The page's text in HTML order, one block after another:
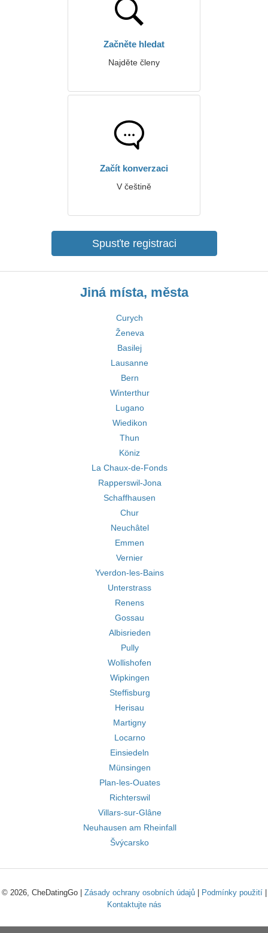
Začněte hledat
Najděte členy
Začít konverzaci
V češtině
Spusťte registraci
Jiná místa, města
Curych
Ženeva
Basilej
Lausanne
Bern
Winterthur
Lugano
Wiedikon
Thun
Köniz
La Chaux-de-Fonds
Rapperswil-Jona
Schaffhausen
Chur
Neuchâtel
Emmen
Vernier
Yverdon-les-Bains
Unterstrass
Renens
Gossau
Albisrieden
Pully
Wollishofen
Wipkingen
Steffisburg
Herisau
Martigny
Locarno
Einsiedeln
Münsingen
Plan-les-Ouates
Richterswil
Villars-sur-Glâne
Neuhausen am Rheinfall
Švýcarsko
© 2026, CheDatingGo | Zásady ochrany osobních údajů| Podmínky použití|
Kontaktujte nás